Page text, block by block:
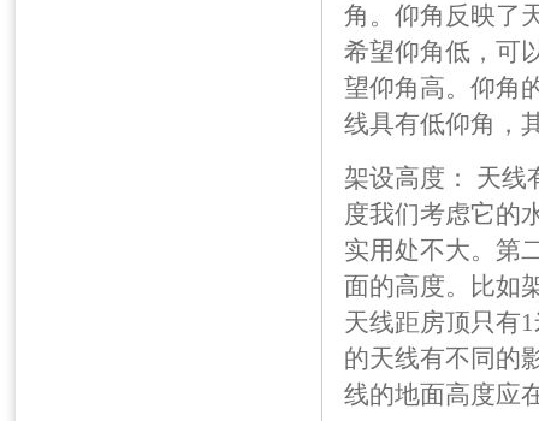
角。仰角反映了
希望仰角低，可
望仰角高。仰角
线具有低仰角，
架设高度： 天线
度我们考虑它的
实用处不大。第
面的高度。比如
天线距房顶只有
的天线有不同的
线的地面高度应